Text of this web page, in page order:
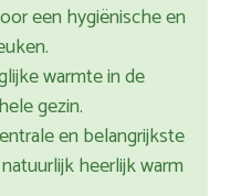
een hygiënische en
warmte in de
gezin.
en belangrijkste
heerlijk warm